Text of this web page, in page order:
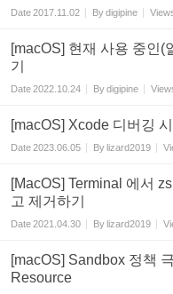
Date2017.11.02 Bydigipine
[macOS] 현재 사용 중인
기
Date2022.10.24 Bydigipine
[macOS] Xcode 디버깅
Date2023.06.05 Bylizard2019
[MacOS] Terminal 에서
고 제거하기
Date2021.04.30 Bylizard2019
[macOS] Sandbox 정책
Resource